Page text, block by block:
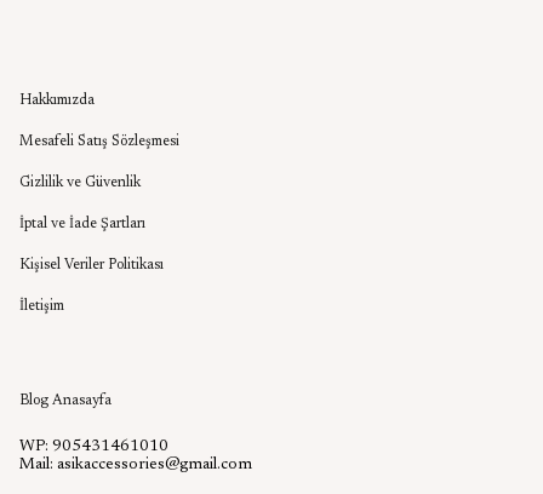
Hakkımızda
Mesafeli Satış Sözleşmesi
Gizlilik ve Güvenlik
İptal ve İade Şartları
Kişisel Veriler Politikası
İletişim
Blog Anasayfa
WP: 905431461010
Mail: asikaccessories@gmail.com